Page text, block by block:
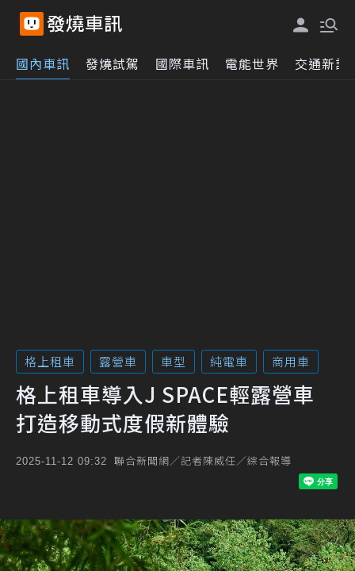
國內車訊 發燒試駕 國際車訊 電能世界 交通新訊
格上租車 露營車 車型 純電車 商用車
格上租車導入J SPACE輕露營車
打造移動式度假新體驗
2025-11-12 09:32 聯合新聞網／記者陳威任／綜合報導